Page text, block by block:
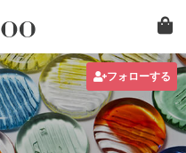
フォローする